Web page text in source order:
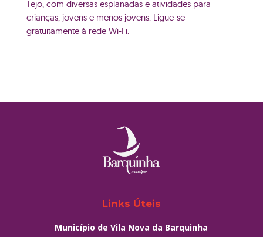
Tejo, com diversas esplanadas e atividades para
crianças, jovens e menos jovens. Ligue-se
gratuitamente à rede Wi-Fi.
Links Úteis
Município de Vila Nova da Barquinha